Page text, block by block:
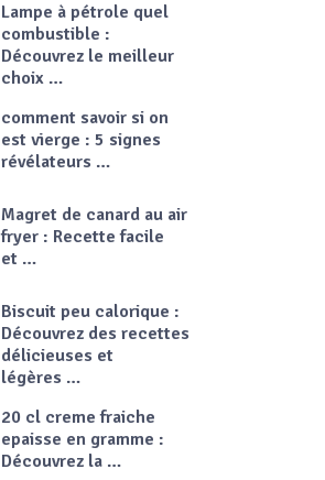
Lampe à pétrole quel
combustible :
Découvrez le meilleur
choix …
comment savoir si on
est vierge : 5 signes
révélateurs …
Magret de canard au air
fryer : Recette facile
et …
Biscuit peu calorique :
Découvrez des recettes
délicieuses et
légères …
20 cl creme fraiche
epaisse en gramme :
Découvrez la …